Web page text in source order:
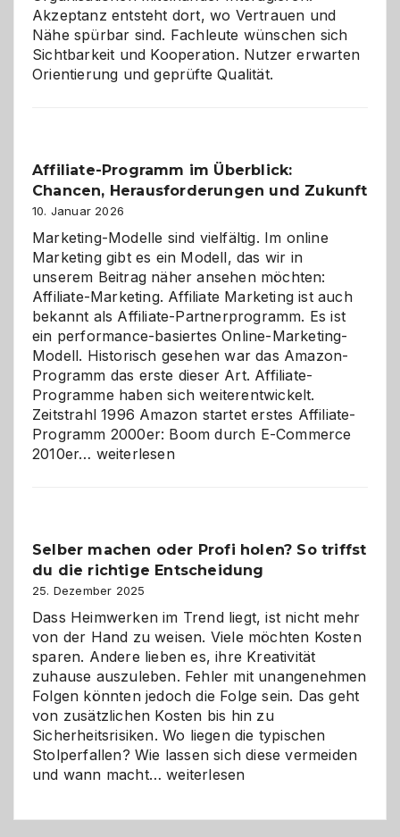
Akzeptanz entsteht dort, wo Vertrauen und
Nähe spürbar sind. Fachleute wünschen sich
Sichtbarkeit und Kooperation. Nutzer erwarten
Orientierung und geprüfte Qualität.
Affiliate-Programm im Überblick:
Chancen, Herausforderungen und Zukunft
10. Januar 2026
Marketing-Modelle sind vielfältig. Im online
Marketing gibt es ein Modell, das wir in
unserem Beitrag näher ansehen möchten:
Affiliate-Marketing. Affiliate Marketing ist auch
bekannt als Affiliate-Partnerprogramm. Es ist
ein performance-basiertes Online-Marketing-
Modell. Historisch gesehen war das Amazon-
Programm das erste dieser Art. Affiliate-
Programme haben sich weiterentwickelt.
Zeitstrahl 1996 Amazon startet erstes Affiliate-
Programm 2000er: Boom durch E-Commerce
2010er… Affiliate-
Herausforderungen
und
Zukunft
weiterlesen
Selber machen oder Profi holen? So triffst
du die richtige Entscheidung
25. Dezember 2025
Dass Heimwerken im Trend liegt, ist nicht mehr
von der Hand zu weisen. Viele möchten Kosten
sparen. Andere lieben es, ihre Kreativität
zuhause auszuleben. Fehler mit unangenehmen
Folgen könnten jedoch die Folge sein. Das geht
von zusätzlichen Kosten bis hin zu
Sicherheitsrisiken. Wo liegen die typischen
Stolperfallen? Wie lassen sich diese vermeiden
und wann macht…Selber
weiterlesen